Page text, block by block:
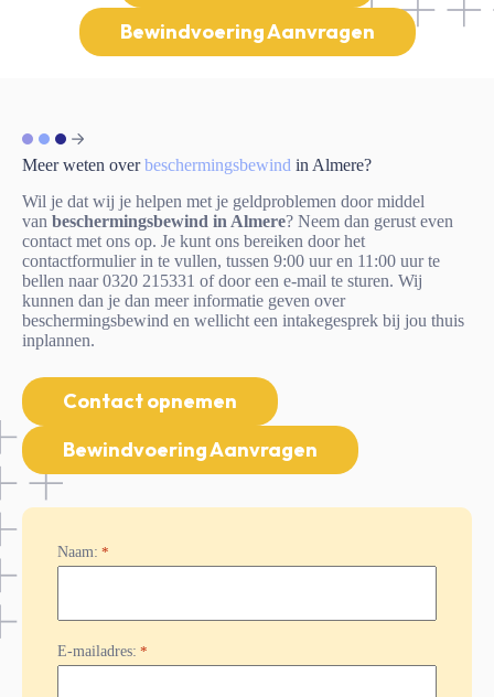
Bewindvoering Aanvragen
Meer weten overbeschermingsbewind in Almere?
Wil je dat wij je helpen met je geldproblemen door middel
van beschermingsbewind in Almere? Neem dan gerust even
contact met ons op. Je kunt ons bereiken door het
contactformulier in te vullen, tussen 9:00 uur en 11:00 uur te
bellen naar 0320 215331 of door een e-mail te sturen. Wij
kunnen dan je dan meer informatie geven over
beschermingsbewind en wellicht een intakegesprek bij jou thuis
inplannen.
Contact opnemen
Bewindvoering Aanvragen
Naam: *
E-mailadres: *